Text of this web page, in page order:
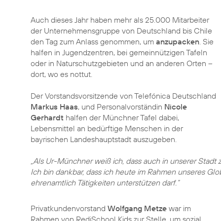
Auch dieses Jahr haben mehr als 25.000 Mitarbeiter
der Unternehmensgruppe von Deutschland bis Chile
den Tag zum Anlass genommen, um anzupacken. Sie
halfen in Jugendzentren, bei gemeinnützigen Tafeln
oder in Naturschutzgebieten und an anderen Orten –
dort, wo es nottut.
Der Vorstandsvorsitzende von Telefónica Deutschland
Markus Haas, und Personalvorständin Nicole
Gerhardt halfen der Münchner Tafel dabei,
Lebensmittel an bedürftige Menschen in der
bayrischen Landeshauptstadt auszugeben.
„Als Ur-Münchner weiß ich, dass auch in unserer
Ich bin dankbar, dass ich heute im Rahmen unseres
ehrenamtlich Tätigkeiten unterstützen darf.“
Privatkundenvorstand Wolfgang Metze war im
Rahmen von RediSchool Kids zur Stelle, um sozial